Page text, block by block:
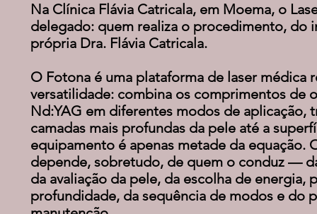
Na Clínica Flávia Catricala, em Moema, o
delegado: quem realiza o procedimento, do
própria Dra. Flávia Catricala.
O Fotona é uma plataforma de laser médica
versatilidade: combina os comprimentos de
Nd:YAG em diferentes modos de aplicação,
camadas mais profundas da pele até a
equipamento é apenas metade da equação.
depende, sobretudo, de quem o conduz —
da avaliação da pele, da escolha de energia,
profundidade, da sequência de modos e do